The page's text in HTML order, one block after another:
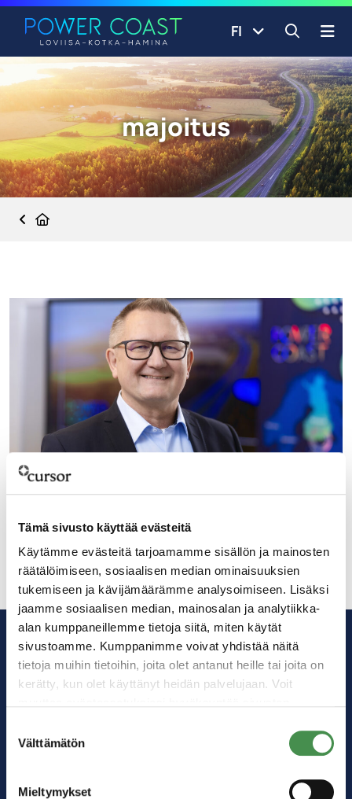
Tämä sivusto käyttää evästeitä
Käytämme evästeitä tarjoamamme sisällön ja mainosten
räätälöimiseen, sosiaalisen median ominaisuuksien
tukemiseen ja kävijämäärämme analysoimiseen. Lisäksi
jaamme sosiaalisen median, mainosalan ja analytiikka-
alan kumppaneillemme tietoja siitä, miten käytät
sivustoamme. Kumppanimme voivat yhdistää näitä
tietoja muihin tietoihin, joita olet antanut heille tai joita on
kerätty, kun olet käyttänyt heidän palvelujaan. Voit
valinta
Välttämätön
Mieltymykset
Siirry sisältöön
FI Avaa
majoitus
Blogi: Älä anna menestyksen yllättää